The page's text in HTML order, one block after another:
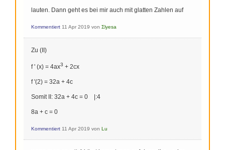
lauten. Dann geht es bei mir auch mit glatten Zahlen auf
Kommentiert 11 Apr 2019 von Σlyesa
Zu (II)
f ' (x) = 4ax3 + 2cx
f '(2) = 32a + 4c
Somit II: 32a + 4c = 0 |:4
8a + c = 0
Kommentiert 11 Apr 2019 von Lu